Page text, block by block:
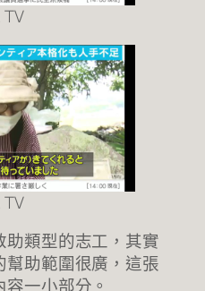
類型的志工，其實
幫助範圍很廣，這張
一小部分。